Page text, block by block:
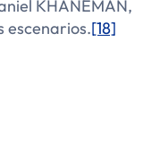
KHANEMAN,
escenarios.[18]